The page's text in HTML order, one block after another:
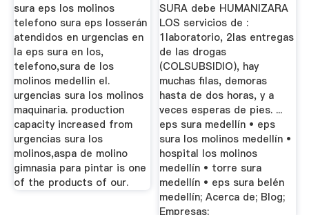
sura eps los molinos
telefono sura eps losserán
atendidos en urgencias en
la eps sura en los,
telefono,sura de los
molinos medellin el.
urgencias sura los molinos
maquinaria. production
capacity increased from
urgencias sura los
molinos,aspa de molino
gimnasia para pintar is one
of the products of our.
SURA debe HUMANIZARA
LOS servicios de :
1laboratorio, 2las entregas
de las drogas
(COLSUBSIDIO), hay
muchas filas, demoras
hasta de dos horas, y a
veces esperas de pies. ...
eps sura medellín • eps
sura los molinos medellín •
hospital los molinos
medellín • torre sura
medellín • eps sura belén
medellín; Acerca de; Blog;
Empresas;